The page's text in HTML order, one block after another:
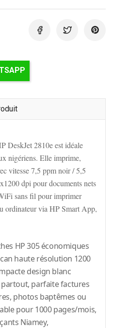
WHATSAPP
DeskJet 2810e est idéale
nigériens. Elle imprime,
vitesse 7,5 ppm noir / 5,5
dpi pour documents nets
sans fil pour imprimer
ordinateur via HP Smart App,
HP 305 économiques
haute résolution 1200
design blanc
parfaite factures
photos baptêmes ou
pour 1000 pages/mois,
Niamey,